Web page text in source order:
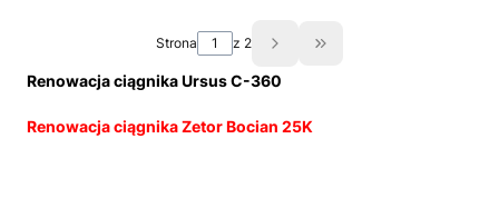
Strona z 2
Przejdź do ostatniej
Renowacja ciągnika Ursus C-360
Renowacja ciągnika Zetor Bocian 25K